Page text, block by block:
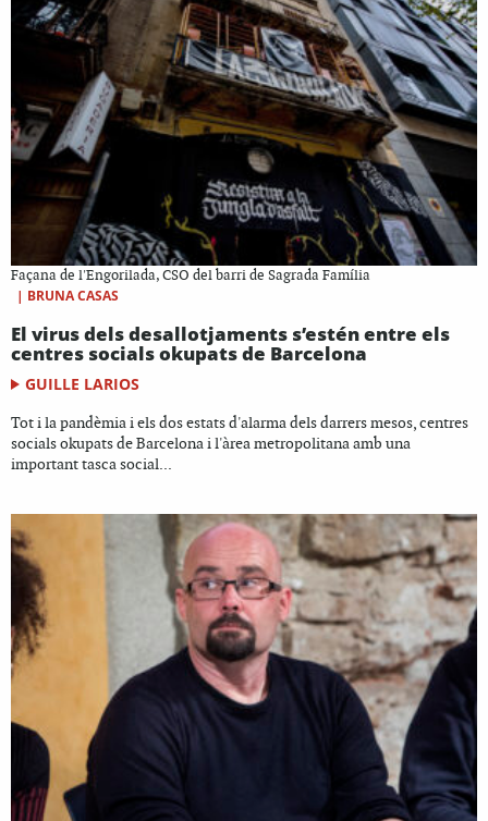
Façana de l'Engorilada, CSO del barri de Sagrada Família
| BRUNA CASAS
El virus dels desallotjaments s’estén entre els
centres socials okupats de Barcelona
GUILLE LARIOS
Tot i la pandèmia i els dos estats d'alarma dels darrers mesos, centres
socials okupats de Barcelona i l'àrea metropolitana amb una
important tasca social...